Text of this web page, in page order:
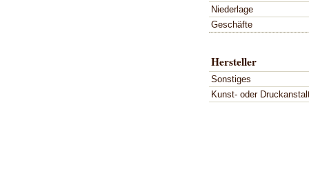
Niederlage
Geschäfte
Hersteller
Sonstiges
Kunst- oder